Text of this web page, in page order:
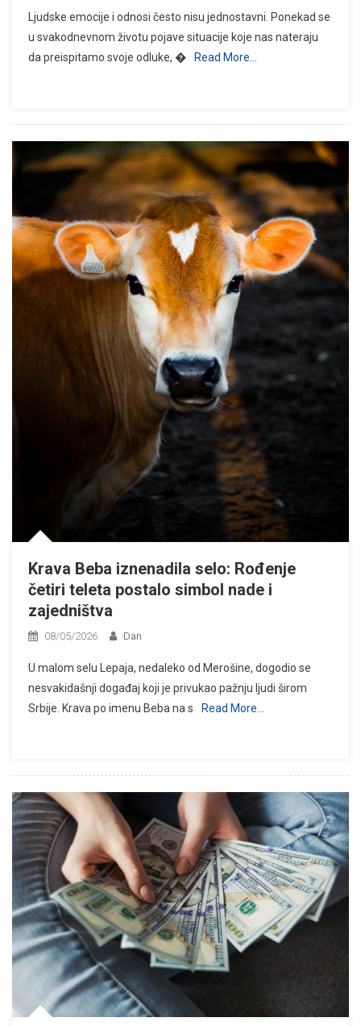
Ljudske emocije i odnosi često nisu jednostavni. Ponekad se
u svakodnevnom životu pojave situacije koje nas nateraju
da preispitamo svoje odluke, �
Read More…
Krava Beba iznenadila selo: Rođenje
četiri teleta postalo simbol nade i
zajedništva
08/05/2026 Dan
U malom selu Lepaja, nedaleko od Merošine, dogodio se
nesvakidašnji događaj koji je privukao pažnju ljudi širom
Srbije. Krava po imenu Beba na s
Read More…